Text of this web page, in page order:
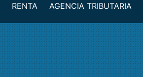
RENTA AGENCIA TRIBUTARIA